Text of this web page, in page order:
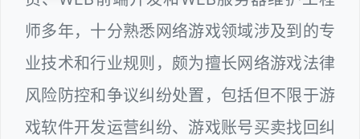
师多年，十分熟悉网络游戏领域涉及到的专
业技术和行业规则，颇为擅长网络游戏法律
风险防控和争议纠纷处置，包括但不限于游
戏软件开发运营纠纷、游戏账号买卖找回纠